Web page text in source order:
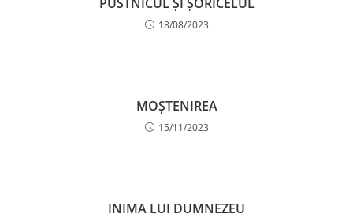
18/08/2023
MOȘTENIREA
15/11/2023
INIMA LUI DUMNEZEU